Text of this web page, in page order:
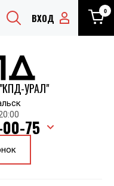
ВХОД
0
УРАЛ"
75